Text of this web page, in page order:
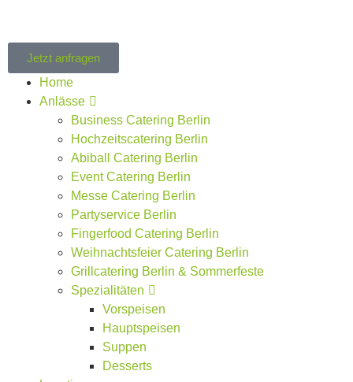
Jetzt anfragen
Home
Anlässe
Business Catering Berlin
Hochzeitscatering Berlin
Abiball Catering Berlin
Event Catering Berlin
Messe Catering Berlin
Partyservice Berlin
Fingerfood Catering Berlin
Weihnachtsfeier Catering Berlin
Grillcatering Berlin & Sommerfeste
Spezialitäten
Vorspeisen
Hauptspeisen
Suppen
Desserts